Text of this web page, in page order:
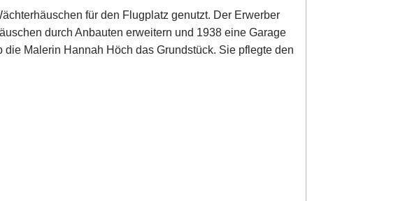
für den Flugplatz genutzt. Der Erwerber
durch Anbauten erweitern und 1938 eine Garage
Malerin Hannah Höch das Grundstück. Sie pflegte den